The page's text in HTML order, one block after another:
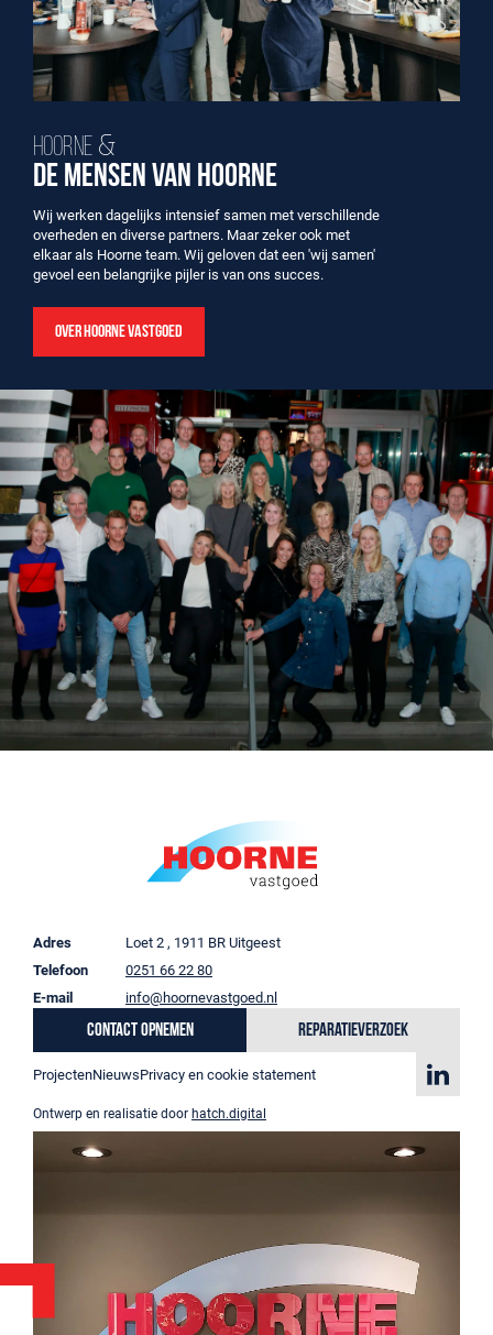
Hoorne &
De mensen van Hoorne
Wij werken dagelijks intensief samen met verschillende
overheden en diverse partners. Maar zeker ook met
elkaar als Hoorne team. Wij geloven dat een 'wij samen'
gevoel een belangrijke pijler is van ons succes.
Over Hoorne Vastgoed
Adres
Loet 2 , 1911 BR Uitgeest
Telefoon
0251 66 22 80
E-mail
info@hoornevastgoed.nl
Contact opnemen Reparatieverzoek
ProjectenNieuwsPrivacy en cookie statement
Ontwerp en realisatie door hatch.digital